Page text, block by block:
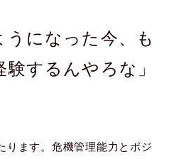
うになった今、も
するんやろな」
ります。危機管理能力とポジ